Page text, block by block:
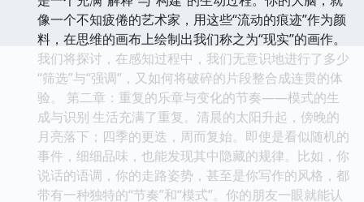
像一个不知疲倦的艺术家，用这些“流动的痕迹”作为颜
料，在思维的画布上绘制出我们称之为“现实”的画作。
我们将探讨，在感知过程中，我们无意识地进行了多少
“筛选”与“强调”，又如何将破碎的片段整合成连贯的体
验。 第二章：重复的乐章与变化的节奏——模式的生
成与识别 生活充满了重复。清晨的太阳升起，傍晚的
月亮落下；四季的更迭，周而复始。即使是看似随机的
事件，细细品味，也能发现其中隐藏的规律。比如，你
说话的语调，你的走路姿势，甚至是你写作的风格，都
带有一种独特的“节奏”和“模式”。你的朋友一眼就能认